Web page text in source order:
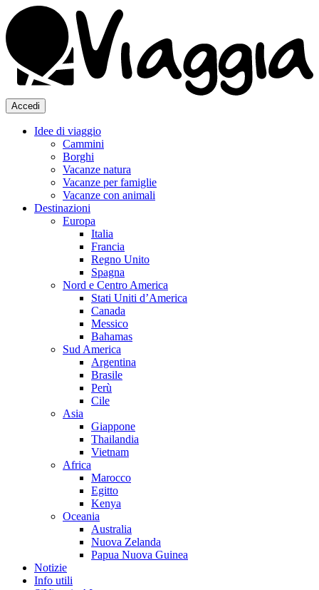
Accedi
Idee di viaggio
Cammini
Borghi
Vacanze natura
Vacanze per famiglie
Vacanze con animali
Destinazioni
Europa
Italia
Francia
Regno Unito
Spagna
Nord e Centro America
Stati Uniti d’America
Canada
Messico
Bahamas
Sud America
Argentina
Brasile
Perù
Cile
Asia
Giappone
Thailandia
Vietnam
Africa
Marocco
Egitto
Kenya
Oceania
Australia
Nuova Zelanda
Papua Nuova Guinea
Notizie
Info utili